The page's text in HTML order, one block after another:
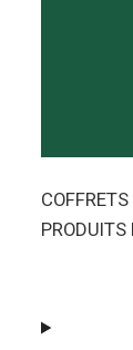
PRODUITS